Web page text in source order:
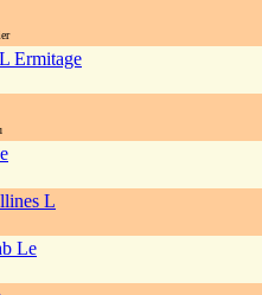
Ermitage
L
Le